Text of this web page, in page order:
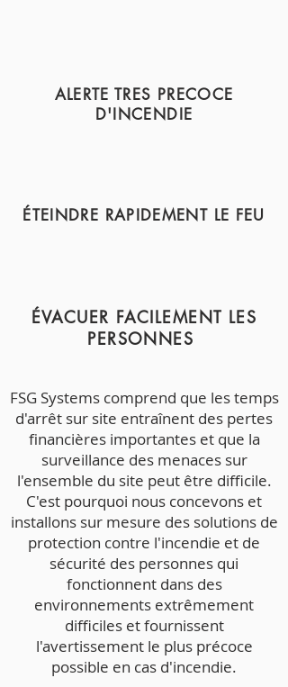
ALERTE TRES PRECOCE
D'INCENDIE
ÉTEINDRE RAPIDEMENT LE FEU
ÉVACUER FACILEMENT LES
PERSONNES
FSG Systems comprend que les temps
d'arrêt sur site entraînent des pertes
financières importantes et que la
surveillance des menaces sur
l'ensemble du site peut être difficile.
C'est pourquoi nous concevons et
installons sur mesure des solutions de
protection contre l'incendie et de
sécurité des personnes qui
fonctionnent dans des
environnements extrêmement
difficiles et fournissent
l'avertissement le plus précoce
possible en cas d'incendie.